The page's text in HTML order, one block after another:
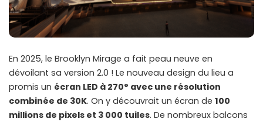
En 2025, le Brooklyn Mirage a fait peau neuve en
dévoilant sa version 2.0 ! Le nouveau design du lieu a
promis un écran LED à 270° avec une résolution
combinée de 30K. On y découvrait un écran de 100
millions de pixels et 3 000 tuiles. De nombreux balcons